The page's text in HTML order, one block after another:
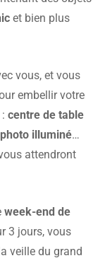
et bien plus
vous, et vous
embellir votre
centre de table
illuminé…
attendront
week-end de
3 jours, vous
veille du grand